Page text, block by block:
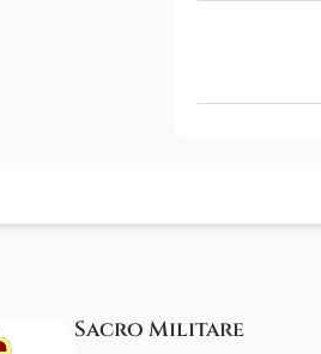
Sacro Militare